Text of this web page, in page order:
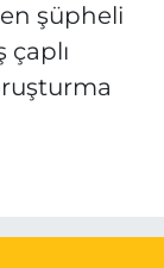
şüpheli
çaplı